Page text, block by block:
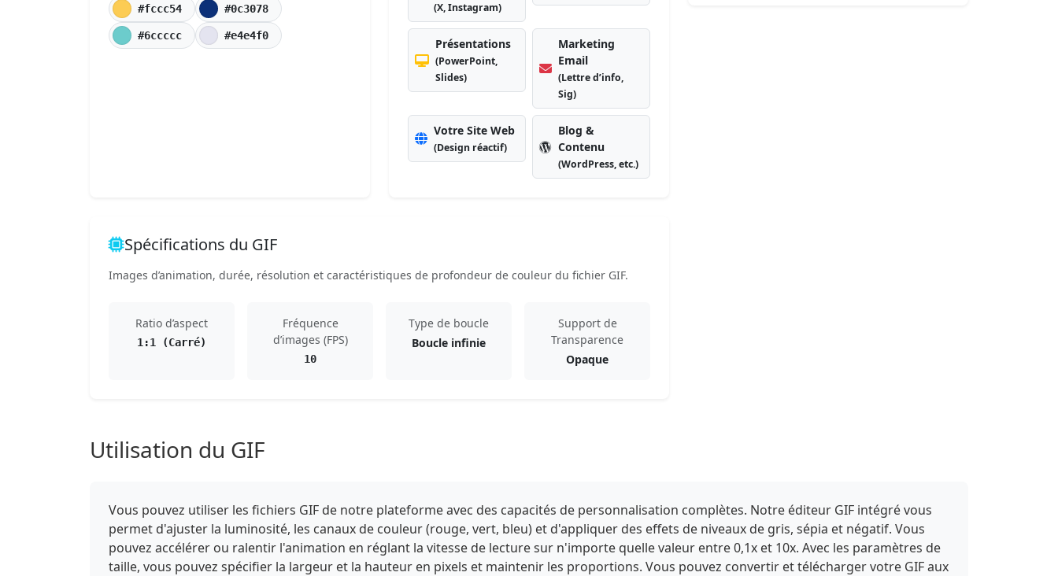
#fccc54 #0c3078
#6ccccc #e4e4f0
(X, Instagram)
Présentations
(PowerPoint,
Slides)
Marketing
Email
(Lettre d’info,
Sig)
Votre Site Web
(Design réactif)
Blog &
Contenu
(WordPress, etc.)
Spécifications du GIF
Images d’animation, durée, résolution et caractéristiques de profondeur de couleur du fichier GIF.
Ratio d’aspect
1:1 (Carré)
Fréquence
d’images (FPS)
10
Type de boucle
Boucle infinie
Support de
Transparence
Opaque
Utilisation du GIF
Vous pouvez utiliser les fichiers GIF de notre plateforme avec des capacités de personnalisation complètes. Notre éditeur GIF intégré vous
permet d'ajuster la luminosité, les canaux de couleur (rouge, vert, bleu) et d'appliquer des effets de niveaux de gris, sépia et négatif. Vous
pouvez accélérer ou ralentir l'animation en réglant la vitesse de lecture sur n'importe quelle valeur entre 0,1x et 10x. Avec les paramètres de
taille, vous pouvez spécifier la largeur et la hauteur en pixels et maintenir les proportions. Vous pouvez convertir et télécharger votre GIF aux